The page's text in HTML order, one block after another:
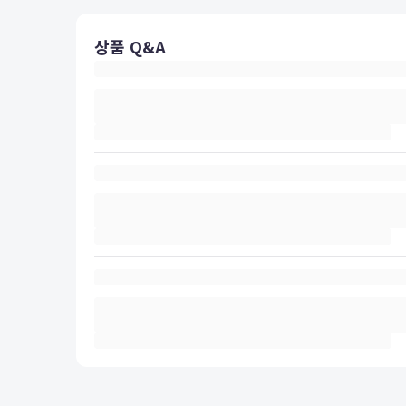
상품 Q&A